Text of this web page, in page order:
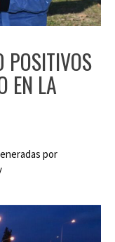
POSITIVOS
EN LA
por